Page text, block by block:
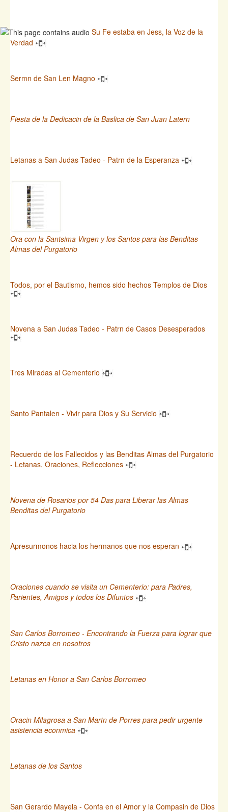
Su Fe estaba en Jess, la Voz de la
Verdad
Sermn de San Len Magno
Fiesta de la Dedicacin de la Baslica de San Juan Latern
Letanas a San Judas Tadeo - Patrn de la Esperanza
Ora con la Santsima Virgen y los Santos para las Benditas
Almas del Purgatorio
Todos, por el Bautismo, hemos sido hechos Templos de Dios
Novena a San Judas Tadeo - Patrn de Casos Desesperados
Tres Miradas al Cementerio
Santo Pantalen - Vivir para Dios y Su Servicio
Recuerdo de los Fallecidos y las Benditas Almas del Purgatorio
- Letanas, Oraciones, Reflecciones
Novena de Rosarios por 54 Das para Liberar las Almas
Benditas del Purgatorio
Apresurmonos hacia los hermanos que nos esperan
Oraciones cuando se visita un Cementerio: para Padres,
Parientes, Amigos y todos los Difuntos
San Carlos Borromeo - Encontrando la Fuerza para lograr que
Cristo nazca en nosotros
Letanas en Honor a San Carlos Borromeo
Oracin Milagrosa a San Martn de Porres para pedir urgente
asistencia econmica
Letanas de los Santos
San Gerardo Mayela - Confa en el Amor y la Compasin de Dios